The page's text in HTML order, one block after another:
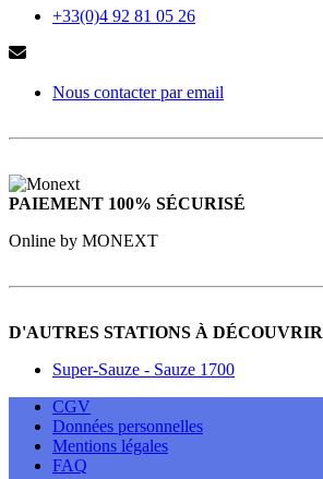
+33(0)4 92 81 05 26
Nous contacter par email
PAIEMENT 100% SÉCURISÉ
Online by MONEXT
D'AUTRES STATIONS À DÉCOUVRIR
Super-Sauze - Sauze 1700
CGV
Données personnelles
Mentions légales
FAQ